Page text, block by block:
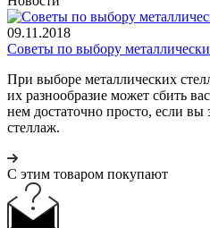
09.11.2018
Советы по выбору
При выборе металлических
их разнообразие может сбить
нем достаточно просто, если вы
стеллаж.
С этим товаром покупают